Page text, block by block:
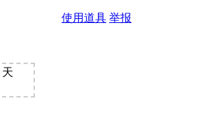
使用道具 举报
天